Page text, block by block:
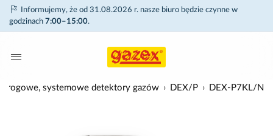
Informujemy, że od 31.08.2026 r. nasze biuro będzie czynne w
godzinach 7:00–15:00.
systemowe detektory gazów DEX/P DEX-P7KL/N